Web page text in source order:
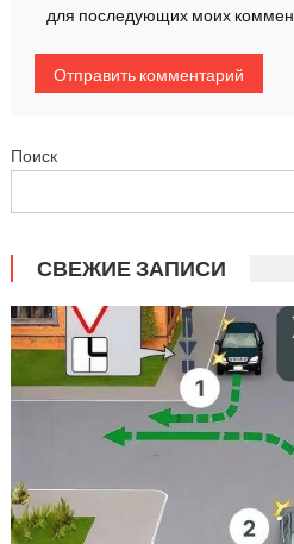
для последующих моих
Поиск
СВЕЖИЕ ЗАПИСИ